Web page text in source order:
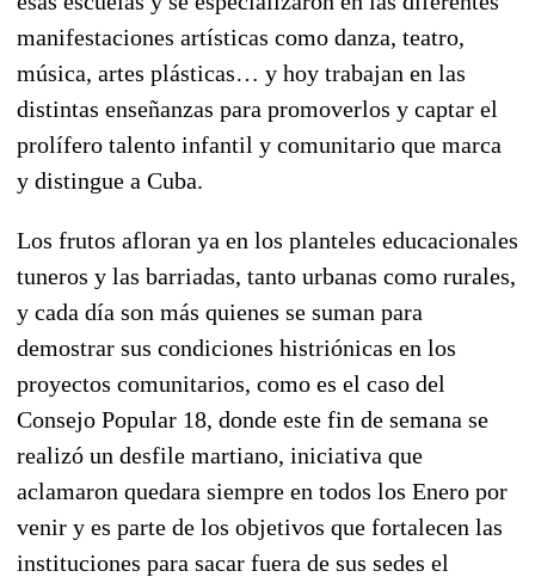
manifestaciones artísticas como danza, teatro,
música, artes plásticas… y hoy trabajan en las
distintas enseñanzas para promoverlos y captar el
prolífero talento infantil y comunitario que marca
y distingue a Cuba.
Los frutos afloran ya en los planteles educacionales
tuneros y las barriadas, tanto urbanas como rurales,
y cada día son más quienes se suman para
demostrar sus condiciones histriónicas en los
proyectos comunitarios, como es el caso del
Consejo Popular 18, donde este fin de semana se
realizó un desfile martiano, iniciativa que
aclamaron quedara siempre en todos los Enero por
venir y es parte de los objetivos que fortalecen las
instituciones para sacar fuera de sus sedes el